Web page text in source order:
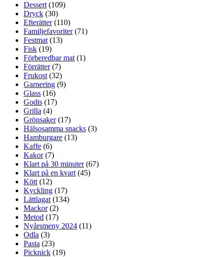
Dessert (109)
Dryck (30)
Efterätter(110)
Familjefavoriter(71)
Festmat (13)
Fisk (19)
Förberedbar mat (1)
Förrätter(7)
Frukost (32)
Garnering (9)
Glass (16)
Godis (17)
Grilla (4)
Grönsaker(17)
Hälsosamma snacks (3)
Hamburgare (13)
Kaffe (6)
Kakor(7)
Klart på 30 minuter(67)
Klart på en kvart (45)
Kött (12)
Kyckling (17)
Lättlagat (134)
Mackor(2)
Metod (17)
Nyårsmeny 2024 (11)
Odla (3)
Pasta (23)
Picknick (19)